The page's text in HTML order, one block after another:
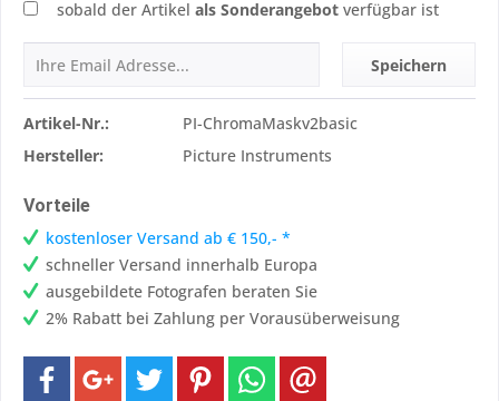
sobald der Artikel als Sonderangebot verfügbar ist
Speichern
Artikel-Nr.:
PI-ChromaMaskv2basic
Hersteller:
Picture Instruments
Vorteile
kostenloser Versand ab € 150,- *
schneller Versand innerhalb Europa
ausgebildete Fotografen beraten Sie
2% Rabatt bei Zahlung per Vorausüberweisung